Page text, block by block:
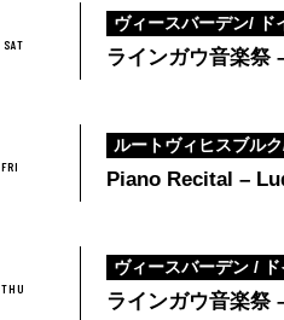
SAT
ヴィースバーデン/ ド
ラインガウ音楽祭
FRI
ルートヴィヒスブル
Piano Recital –
THU
ヴィースバーデン / ド
ラインガウ音楽